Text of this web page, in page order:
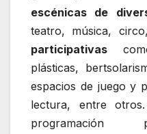
escénicas de
teatro, música,
participativas
plásticas,
espacios de juego y
lectura, entre
programación